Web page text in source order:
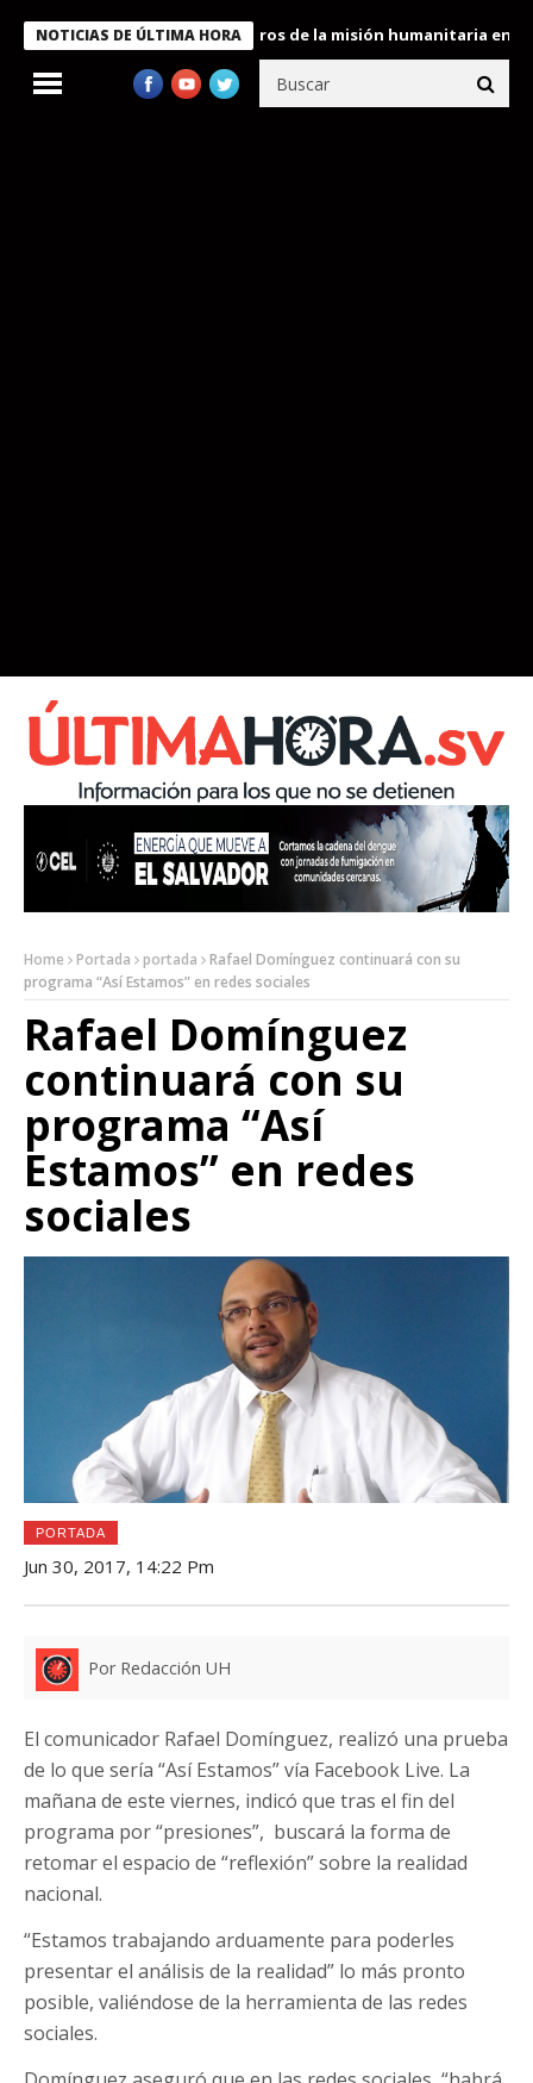
NOTICIAS DE ÚLTIMA HORA
condecora a miembros de la misión humanitaria enviada a
Home Portada portada
Rafael Domínguez continuará con su
programa “Así Estamos” en redes sociales
Rafael Domínguez
continuará con su
programa “Así
Estamos” en redes
sociales
PORTADA
Jun 30, 2017, 14:22 Pm
Por Redacción UH
El comunicador Rafael Domínguez, realizó una prueba
de lo que sería “Así Estamos” vía Facebook Live. La
mañana de este viernes, indicó que tras el fin del
programa por “presiones”, buscará la forma de
retomar el espacio de “reflexión” sobre la realidad
nacional.
“Estamos trabajando arduamente para poderles
presentar el análisis de la realidad” lo más pronto
posible, valiéndose de la herramienta de las redes
sociales.